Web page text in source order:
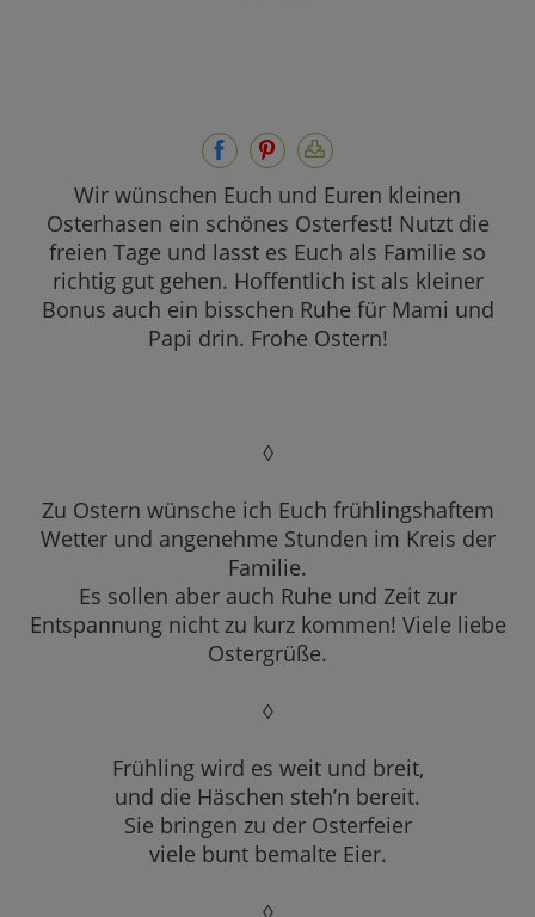
Wir wünschen Euch und Euren kleinen
Osterhasen ein schönes Osterfest! Nutzt die
freien Tage und lasst es Euch als Familie so
richtig gut gehen. Hoffentlich ist als kleiner
Bonus auch ein bisschen Ruhe für Mami und
Papi drin. Frohe Ostern!
◊
Zu Ostern wünsche ich Euch frühlingshaftem
Wetter und angenehme Stunden im Kreis der
Familie.
Es sollen aber auch Ruhe und Zeit zur
Entspannung nicht zu kurz kommen! Viele liebe
Ostergrüße.
◊
Frühling wird es weit und breit,
und die Häschen steh’n bereit.
Sie bringen zu der Osterfeier
viele bunt bemalte Eier.